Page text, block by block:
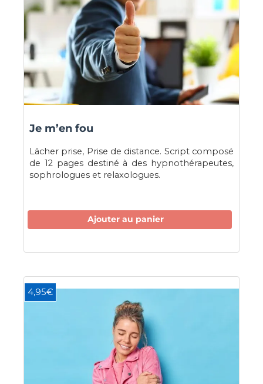
Je m’en fou
Lâcher prise, Prise de distance. Script composé
de 12 pages destiné à des hypnothérapeutes,
sophrologues et relaxologues.
Ajouter au panier
4,95€